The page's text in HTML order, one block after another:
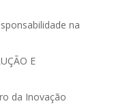
na
E
da Inovação